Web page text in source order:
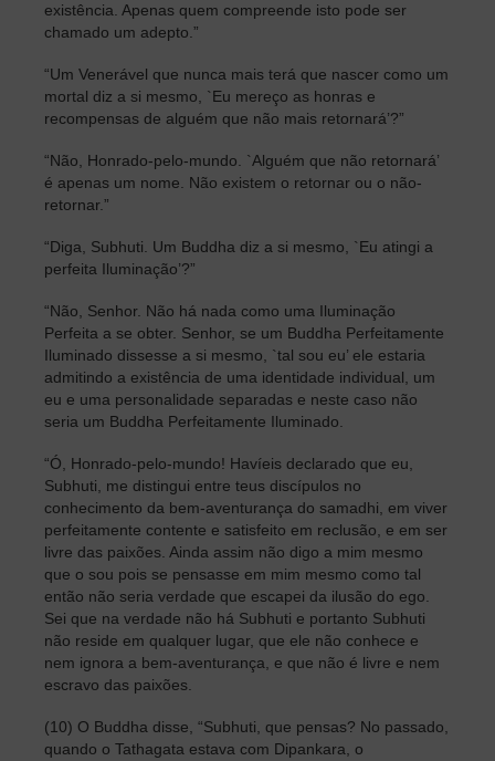
existência. Apenas quem compreende isto pode ser
chamado um adepto.”
“Um Venerável que nunca mais terá que nascer como um
mortal diz a si mesmo, `Eu mereço as honras e
recompensas de alguém que não mais retornará’?”
“Não, Honrado-pelo-mundo. `Alguém que não retornará’
é apenas um nome. Não existem o retornar ou o não-
retornar.”
“Diga, Subhuti. Um Buddha diz a si mesmo, `Eu atingi a
perfeita Iluminação’?”
“Não, Senhor. Não há nada como uma Iluminação
Perfeita a se obter. Senhor, se um Buddha Perfeitamente
Iluminado dissesse a si mesmo, `tal sou eu’ ele estaria
admitindo a existência de uma identidade individual, um
eu e uma personalidade separadas e neste caso não
seria um Buddha Perfeitamente Iluminado.
“Ó, Honrado-pelo-mundo! Havíeis declarado que eu,
Subhuti, me distingui entre teus discípulos no
conhecimento da bem-aventurança do samadhi, em viver
perfeitamente contente e satisfeito em reclusão, e em ser
livre das paixões. Ainda assim não digo a mim mesmo
que o sou pois se pensasse em mim mesmo como tal
então não seria verdade que escapei da ilusão do ego.
Sei que na verdade não há Subhuti e portanto Subhuti
não reside em qualquer lugar, que ele não conhece e
nem ignora a bem-aventurança, e que não é livre e nem
escravo das paixões.
(10) O Buddha disse, “Subhuti, que pensas? No passado,
quando o Tathagata estava com Dipankara, o